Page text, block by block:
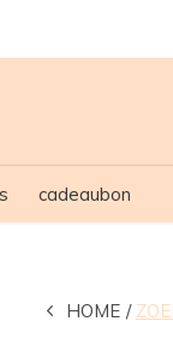
cadeaubon
HOME